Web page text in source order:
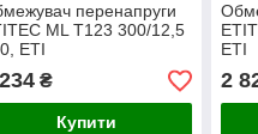
перенапруги
ML T123 300/12,5
ETI
₴
Купити
ETI
2